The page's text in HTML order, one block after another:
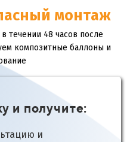
монтаж
течении 48 часов после
композитные баллоны и
и получите:
и